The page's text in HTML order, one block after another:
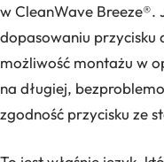
w CleanWave Breeze®.
dopasowaniu przycisku
możliwość montażu w
na długiej,
zgodność przycisku ze